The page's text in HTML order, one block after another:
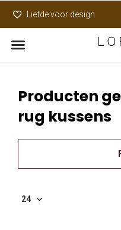
Liefde voor design
Producten
rug kussens